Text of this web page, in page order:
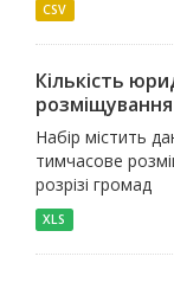
CSV
Кількість
розміщування
Набір містить
тимчасове
розрізі громад
XLS